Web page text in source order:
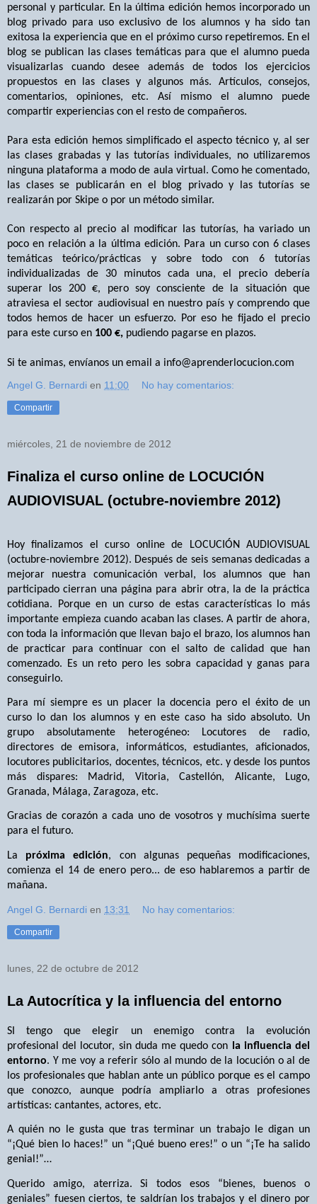
personal y particular. En la última edición hemos incorporado un
blog privado para uso exclusivo de los alumnos y ha sido tan
exitosa la experiencia que en el próximo curso repetiremos. En el
blog se publican las clases temáticas para que el alumno pueda
visualizarlas cuando desee además de todos los ejercicios
propuestos en las clases y algunos más. Artículos, consejos,
comentarios, opiniones, etc. Así mismo el alumno puede
compartir experiencias con el resto de compañeros.
Para esta edición hemos simplificado el aspecto técnico y, al ser
las clases grabadas y las tutorías individuales, no utilizaremos
ninguna plataforma a modo de aula virtual. Como he comentado,
las clases se publicarán en el blog privado y las tutorías se
realizarán por Skipe o por un método similar.
Con respecto al precio al modificar las tutorías, ha variado un
poco en relación a la última edición. Para un curso con 6 clases
temáticas teórico/prácticas y sobre todo con 6 tutorías
individualizadas de 30 minutos cada una, el precio debería
superar los 200 €, pero soy consciente de la situación que
atraviesa el sector audiovisual en nuestro país y comprendo que
todos hemos de hacer un esfuerzo. Por eso he fijado el precio
para este curso en 100 €, pudiendo pagarse en plazos.
Si te animas, envíanos un email a info@aprenderlocucion.com
Angel G. Bernardi en 11:00 No hay comentarios:
Compartir
miércoles, 21 de noviembre de 2012
Finaliza el curso online de LOCUCIÓN
AUDIOVISUAL (octubre-noviembre 2012)
Hoy finalizamos el curso online de LOCUCIÓN AUDIOVISUAL
(octubre-noviembre 2012). Después de seis semanas dedicadas a
mejorar nuestra comunicación verbal, los alumnos que han
participado cierran una página para abrir otra, la de la práctica
cotidiana. Porque en un curso de estas características lo más
importante empieza cuando acaban las clases. A partir de ahora,
con toda la información que llevan bajo el brazo, los alumnos han
de practicar para continuar con el salto de calidad que han
comenzado. Es un reto pero les sobra capacidad y ganas para
conseguirlo.
Para mí siempre es un placer la docencia pero el éxito de un
curso lo dan los alumnos y en este caso ha sido absoluto. Un
grupo absolutamente heterogéneo: Locutores de radio,
directores de emisora, informáticos, estudiantes, aficionados,
locutores publicitarios, docentes, técnicos, etc. y desde los puntos
más dispares: Madrid, Vitoria, Castellón, Alicante, Lugo,
Granada, Málaga, Zaragoza, etc.
Gracias de corazón a cada uno de vosotros y muchísima suerte
para el futuro.
La próxima edición, con algunas pequeñas modificaciones,
comienza el 14 de enero pero... de eso hablaremos a partir de
mañana.
Angel G. Bernardi en 13:31 No hay comentarios:
Compartir
lunes, 22 de octubre de 2012
La Autocrítica y la influencia del entorno
SI tengo que elegir un enemigo contra la evolución
profesional del locutor, sin duda me quedo con
la influencia del
entorno. Y me voy a referir sólo al mundo de la locución o al de
los profesionales que hablan ante un público porque es el campo
que conozco, aunque podría ampliarlo a otras profesiones
artísticas: cantantes, actores, etc.
A quién no le gusta que tras terminar un trabajo le digan un
“¡Qué bien lo haces!” un “¡Qué bueno eres!” o un “¡Te ha salido
genial!”…
Querido amigo, aterriza. Si todos esos “bienes, buenos o
geniales” fuesen ciertos, te saldrían los trabajos y el dinero por